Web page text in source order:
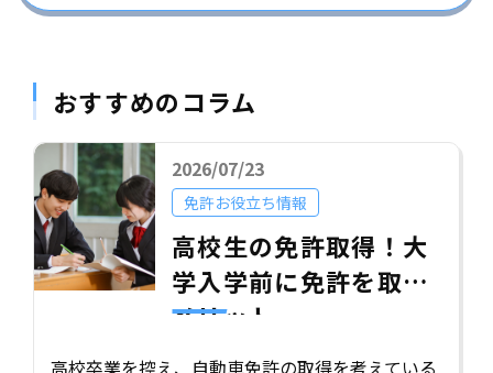
おすすめのコラム
2026/07/23
免許お役立ち情報
高校生の免許取得！大
学入学前に免許を取る
メリット
高校卒業を控え、自動車免許の取得を考えている